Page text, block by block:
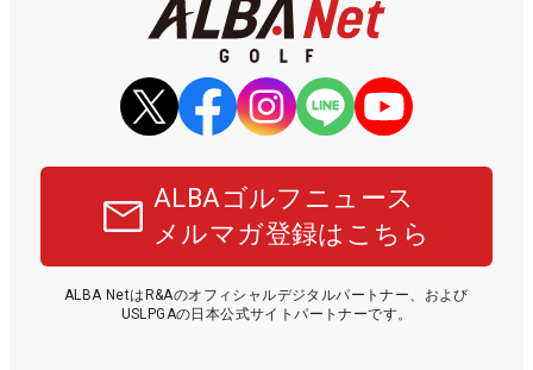
ALBAゴルフニュース
メルマガ登録はこちら
ALBA NetはR&Aのオフィシャルデジタルパートナー、および
USLPGAの日本公式サイトパートナーです。